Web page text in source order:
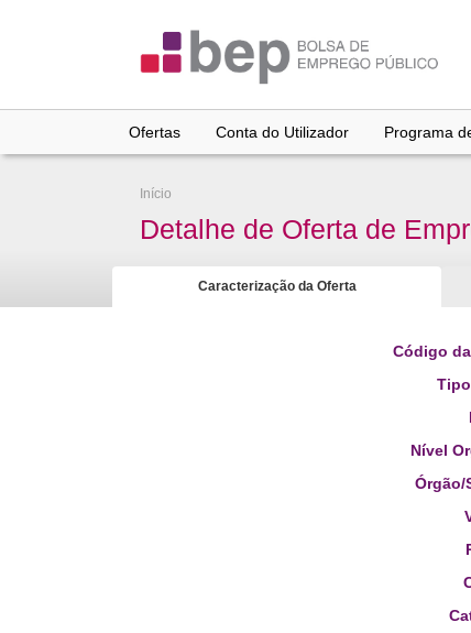
Ofertas Conta do Utilizador Programa
Início
Detalhe de Oferta de
Caracterização da Oferta
Código
Nível
Órgão/